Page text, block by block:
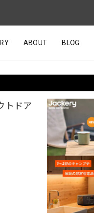
ABOUT BLOG
トドア